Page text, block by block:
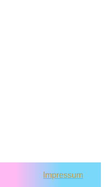
Impressum